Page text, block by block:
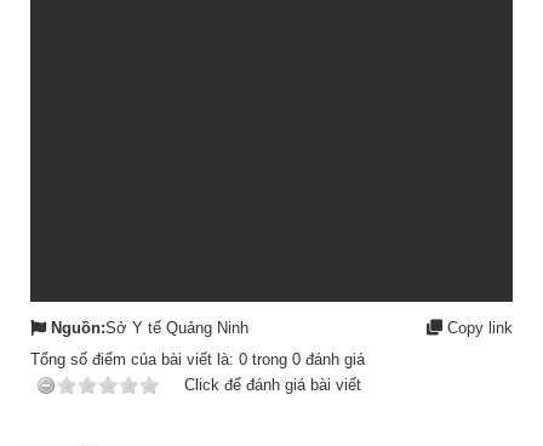
Nguồn:Sở Y tế Quảng Ninh
Copy link
Tổng số điểm của bài viết là: 0 trong 0 đánh giá
Click để đánh giá bài viết